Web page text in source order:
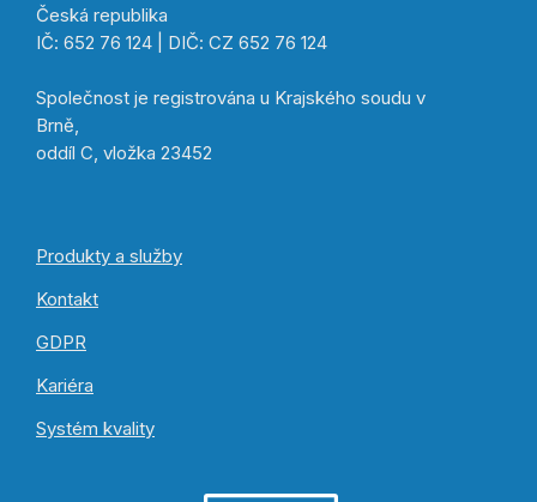
Česká republika
IČ: 652 76 124 | DIČ: CZ 652 76 124
Společnost je registrována u Krajského soudu v
Brně,
oddíl C, vložka 23452
Produkty a služby
Kontakt
GDPR
Kariéra
Systém kvality